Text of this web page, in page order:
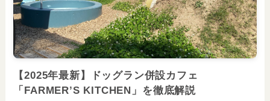
【2025年最新】ドッグラン併設カフェ
「FARMER’S KITCHEN」を徹底解説